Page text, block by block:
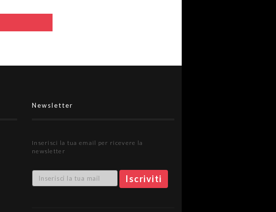
Newsletter
Inserisci la tua email per ricevere la
newsletter